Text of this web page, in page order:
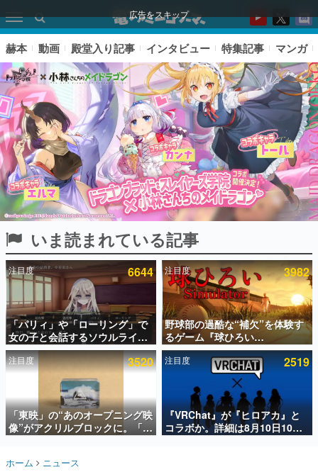
広告をスキップ
ピックアップ
電ファミのいま読まれている記事ランキング
アプリセール情報
インタビュー
連載・特集一覧
殿堂入り記事
SNS拡散数が数千以上！ ページビュー数万以上！ などな
ど。多くの人々に読まれた、電ファミ渾身の“殿堂入り”記
事をまとめました。
名作ゲームクリエイターの方々に製作時のエピソードをお
赫本 動画 殿堂入り記事 インタビュー 特集記事 マンガ
いま読まれている記事
注目度 6644
「パリィ」や「ローリング」で
女の子と会話するソウルライク
恋愛ゲーム『小早川さんはソウ
ルライク』無料公開。返事に失
敗すると「YOU DIED」
注目度 3982
野球部の過酷な“補欠”を体験す
るゲーム『球ひろい
Simulator』が「1件」のウィッ
シュリストをもとにチェコ語に
対応しSNSで話題に。『キング
ダム・カム』開発元やチェコの
プロ野球選手から称賛の声
注目度 3520
「東映」の“あのオープニング映
像”がアクリルブロックに。「東
映ヒストリカル グッズコレクシ
注目度 2519
『VRChat』が『ヒロアカ』と
コラボか。詳細は8月10日10時
より「Anique | アニーク」公式
ホーム ニュース